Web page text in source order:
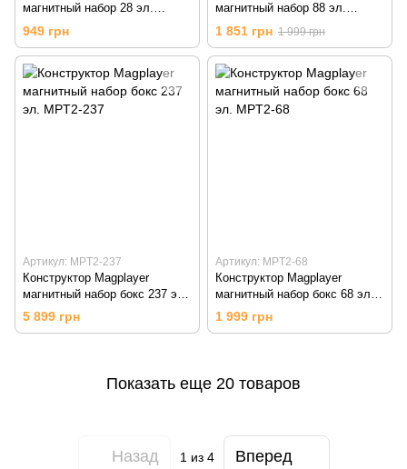
магнитный набор 28 эл.
MPH2-28
949 грн
магнитный набор 88 эл.
MPH2-88
1 851 грн 1 999 грн
Артикул: MPT2-237
Конструктор Magplayer
магнитный набор бокс 237 эл.
MPT2-237
5 899 грн
Артикул: MPT2-68
Конструктор Magplayer
магнитный набор бокс 68 эл.
MPT2-68
1 999 грн
Показать еще 20 товаров
Назад 1 из 4 Вперед